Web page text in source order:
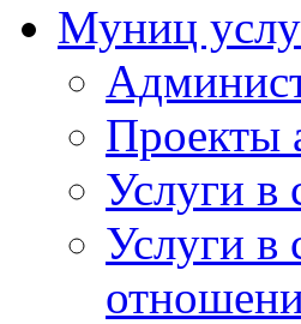
Муниц
Проекты
Услуги в
Услуги в